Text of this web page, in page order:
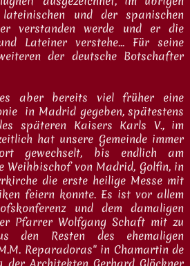
und der spanischen
verstanden werde und er die
Lateiner verstehe... Für seine
der deutsche Botschafter
aber bereits viel früher eine
in Madrid gegeben, spätestens
späteren Kaisers Karls V., im
hat unsere Gemeinde immer
gewechselt, bis endlich am
Weihbischof von Madrid, Golfin, in
die erste heilige Messe mit
feiern konnte. Es ist vor allem
und dem damaligen
Pfarrer Wolfgang Schaft mit zu
den Resten des ehemaligen
Reparadoras" in Chamartin de